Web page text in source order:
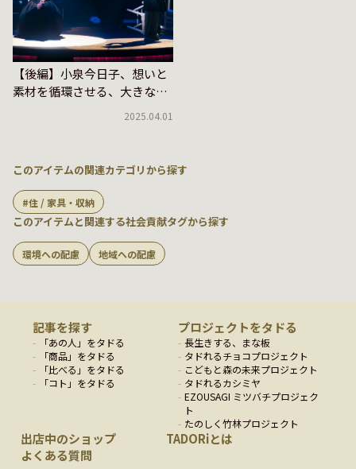
【後編】小泉今日子、想いと
素材を循環させる、大きな挑
2025.04.01
このアイテムの関連カテゴリから探す
住 / 家具・収納
このアイテムと関連する社会貢献タグから探す
環境への配慮 地域への配慮
記事を探す
「あの人 」をタドる
「商品」をタドる
「比べる 」をタドる
「コト 」をタドる
プロジェクトをタドる
長生きする、まな板
タドれるチョコプロジェクト
こどもと森の未来プロジェクト
タドれるカシミヤ
EZOUSAGI ミツバチプロジェク
ト
たのしく竹林プロジェクト
出店中のショップ
TADORiとは
よくある質問